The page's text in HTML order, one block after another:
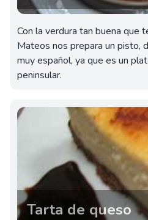
Con la verdura tan buena que
Mateos nos prepara un pisto,
muy español, ya que es un
peninsular.
Tarta de queso